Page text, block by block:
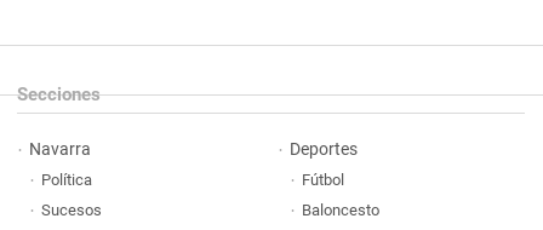
Secciones
Navarra
Política
Sucesos
Deportes
Fútbol
Baloncesto